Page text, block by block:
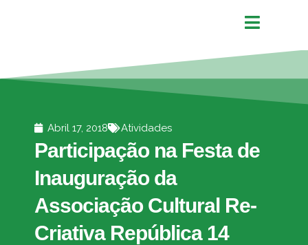
Abril 17, 2018 Atividades
Participação na Festa de
Inauguração da
Associação Cultural Re-
Criativa República 14